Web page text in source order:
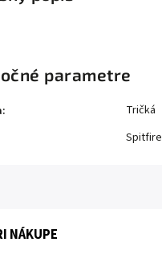
parametre
:
Tričká
Spitfire
NÁKUPE